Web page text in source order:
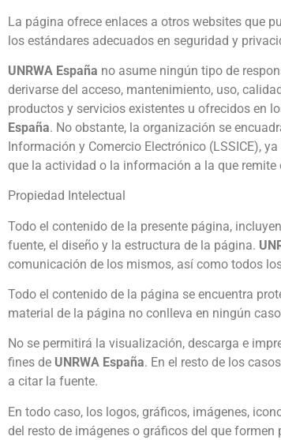
La página ofrece enlaces a otros websites que
los estándares adecuados en seguridad y
UNRWA España no asume ningún tipo de
derivarse del acceso, mantenimiento, uso,
productos y servicios existentes u ofrecidos en
España. No obstante, la organización se
Información y Comercio Electrónico (LSSICE), ya
que la actividad o la información a la que
Propiedad Intelectual
Todo el contenido de la presente página,
fuente, el diseño y la estructura de la página.
comunicación de los mismos, así como todos
Todo el contenido de la página se encuentra
material de la página no conlleva en ningún
No se permitirá la visualización, descarga e
fines de UNRWA España. En el resto de los
a citar la fuente.
En todo caso, los logos, gráficos, imágenes,
del resto de imágenes o gráficos del que formen